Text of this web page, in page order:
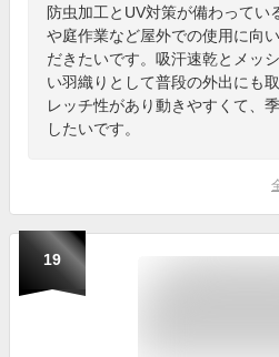
防虫加工とUV対策が備わってい
や庭作業など屋外での使用に向
だきたいです。吸汗速乾とメッ
い羽織りとして普段の外出にも
レッチ性があり動きやすくて、
したいです。
19